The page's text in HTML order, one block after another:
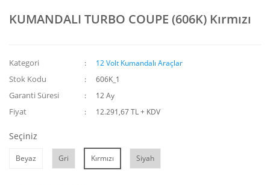
KUMANDALI TURBO COUPE (606K) Kırmızı
Kategori 12 Volt Kumandalı Araçlar
Stok Kodu 606K_1
Garanti Süresi 12 Ay
Fiyat 12.291,67 TL + KDV
Seçiniz
Beyaz Gri Kırmızı Siyah